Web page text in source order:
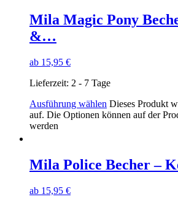
Mila Magic Pony
&…
ab 15,95 €
Lieferzeit: 2 - 7 Tage
Ausführung wählen Dieses Produkt
auf. Die Optionen können auf der
werden
Mila Police Becher –
ab 15,95 €